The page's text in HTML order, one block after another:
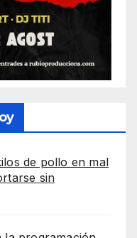
de pollo en mal
sin